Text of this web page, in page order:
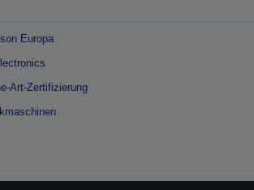
Europa
Art-Zertifizierung